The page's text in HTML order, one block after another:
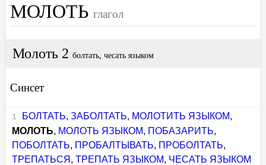
МОЛОТЬ глагол
Молоть 2 болтать, чесать языком
Синсет
БОЛТАТЬ, ЗАБОЛТАТЬ, МОЛОТИТЬ ЯЗЫКОМ,
МОЛОТЬ, МОЛОТЬ ЯЗЫКОМ, ПОБАЗАРИТЬ,
ПОБОЛТАТЬ, ПРОБАЛТЫВАТЬ, ПРОБОЛТАТЬ,
ТРЕПАТЬСЯ ,ТРЕПАТЬ ЯЗЫКОМ, ЧЕСАТЬ ЯЗЫКОМ